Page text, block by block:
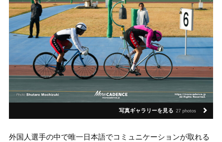
写真ギャラリーを見る 27 photos
外国人選手の中で唯一日本語でコミュニケーションが取れる